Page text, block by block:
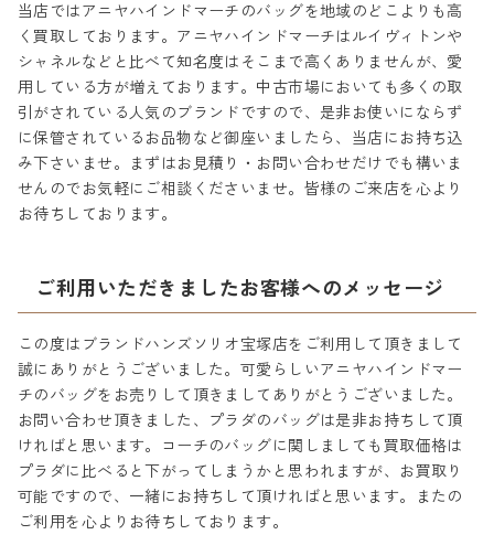
当店ではアニヤハインドマーチのバッグを地域のどこよりも高
く買取しております。アニヤハインドマーチはルイヴィトンや
シャネルなどと比べて知名度はそこまで高くありませんが、愛
用している方が増えております。中古市場においても多くの取
引がされている人気のブランドですので、是非お使いにならず
に保管されているお品物など御座いましたら、当店にお持ち込
み下さいませ。まずはお見積り・お問い合わせだけでも構いま
せんのでお気軽にご相談くださいませ。皆様のご来店を心より
お待ちしております。
ご利用いただきましたお客様へのメッセージ
この度はブランドハンズソリオ宝塚店をご利用して頂きまして
誠にありがとうございました。可愛らしいアニヤハインドマー
チのバッグをお売りして頂きましてありがとうございました。
お問い合わせ頂きました、プラダのバッグは是非お持ちして頂
ければと思います。コーチのバッグに関しましても買取価格は
プラダに比べると下がってしまうかと思われますが、お買取り
可能ですので、一緒にお持ちして頂ければと思います。またの
ご利用を心よりお待ちしております。